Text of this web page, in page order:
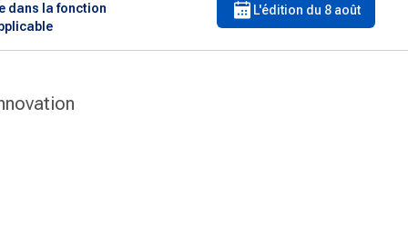
dans la fonction
L'édition du 8 août